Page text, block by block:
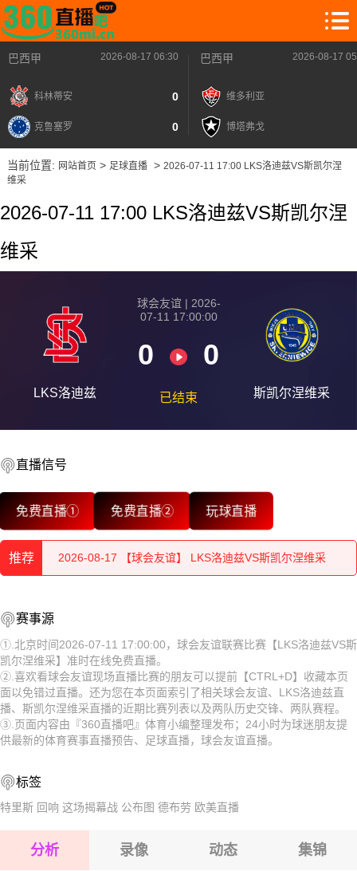
巴西甲 2026-08-17 06:30
科林蒂安 0
克鲁塞罗 0
巴西甲 2026-08-17
维多利亚
博塔弗戈
当前位置: 网站首页> 足球直播> 2026-07-11 17:00 LKS洛迪兹VS斯凯尔涅
维采
2026-07-11 17:00 LKS洛迪兹VS斯凯尔涅
维采
LKS洛迪兹
球会友谊 | 2026-
07-11 17:00:00
0 0
已结束 斯凯尔涅维采
直播信号
免费直播① 免费直播② 玩球直播
推荐
2026-08-17 【球会友谊】 LKS洛迪兹VS斯凯尔涅维采
2026-08-17 【球会友谊】 LKS洛迪兹VS斯凯尔涅维采
2026-08-17 【球会友谊】 LKS洛迪兹VS斯凯尔涅维采
2026-08-17 【球会友谊】 LKS洛迪兹VS斯凯尔涅维采
2026-08-17 【球会友谊】 LKS洛迪兹VS斯凯尔涅维采
2026-08-17 【球会友谊】 LKS洛迪兹VS斯凯尔涅维采
2026-08-17 【球会友谊】 LKS洛迪兹VS斯凯尔涅维采
2026-08-17 【球会友谊】 LKS洛迪兹VS斯凯尔涅维采
2026-08-17 【球会友谊】 LKS洛迪兹VS斯凯尔涅维采
2026-08-17 【球会友谊】 LKS洛迪兹VS斯凯尔涅维采
赛事源
①.北京时间2026-07-11 17:00:00，球会友谊联赛比赛【LKS洛迪兹VS斯
凯尔涅维采】准时在线免费直播。
②.喜欢看球会友谊现场直播比赛的朋友可以提前【CTRL+D】收藏本页
面以免错过直播。还为您在本页面索引了相关球会友谊、LKS洛迪兹直
播、斯凯尔涅维采直播的近期比赛列表以及两队历史交锋、两队赛程。
③.页面内容由『360直播吧』体育小编整理发布；24小时为球迷朋友提
供最新的体育赛事直播预告、足球直播，球会友谊直播。
标签
特里斯 回响 这场揭幕战 公布图 德布劳 欧美直播
分析 录像 动态 集锦